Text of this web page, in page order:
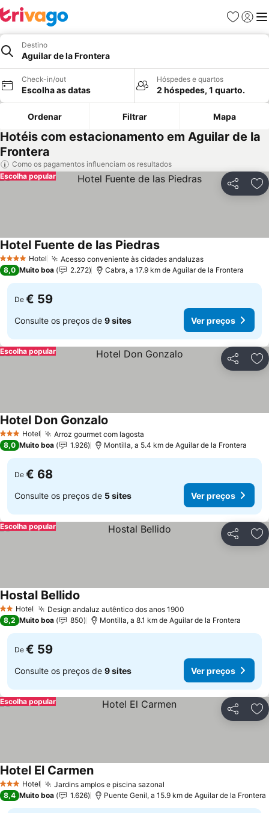
Favoritos
Iniciar
Destino
Aguilar de la Frontera
Check-in/out
Escolha as datas
Hóspedes e quartos
2 hóspedes, 1 quarto.
Ordenar Filtrar Mapa
Hotéis com estacionamento em Aguilar de la
Frontera
Como os pagamentos influenciam os resultados
Partilhar
Escolha popular
4 EstrelasHotel Acesso conveniente às cidades andaluzasVer preços
Hotel Fuente de las PiedrasVer preços
8,0 Muito boa 2.272 Cabra, a 17.9 km de Aguilar de la Frontera
De € 59
Consulte os preços de 9 sites Ver preços
Partilhar
Escolha popular
3 EstrelasHotel Arroz gourmet com lagosta
Hotel Don Gonzalo
8,0 Muito boa 1.926 Montilla, a 5.4 km de Aguilar de la Frontera
De € 68
Consulte os preços de 5 sites Ver preços
Partilhar
Escolha popular
2 Estrelas
Hotel Design andaluz autêntico dos anos 1900
Hostal Bellido
8,2 Muito boa 850 Montilla, a 8.1 km de Aguilar de la Frontera
De € 59
Consulte os preços de 9 sites Ver preços
Partilhar
Escolha popular
3 EstrelasHotel Jardins amplos e piscina sazonal
Hotel El CarmenVer preços
8,4 Muito boa 1.626 Puente Genil, a 15.9 km de Aguilar de la Frontera